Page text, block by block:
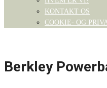
KONTAKT OS
COOKIE- OG
Berkley